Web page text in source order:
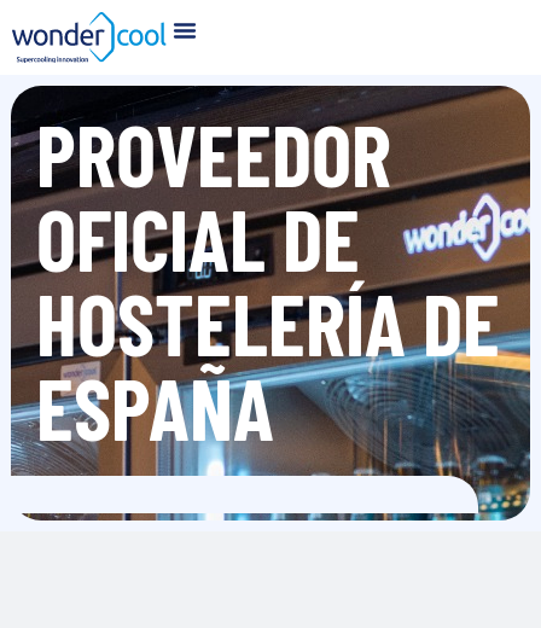
PROVEEDOR
OFICIAL DE
HOSTELERÍA DE
ESPAÑA